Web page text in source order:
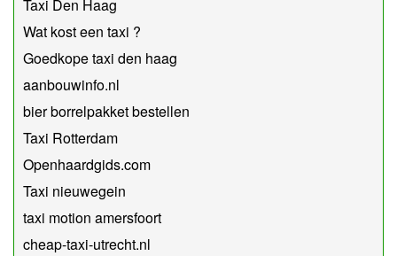
Taxi Den Haag
Wat kost een taxi ?
Goedkope taxi den haag
aanbouwinfo.nl
bier borrelpakket bestellen
Taxi Rotterdam
Openhaardgids.com
Taxi nieuwegein
taxi motion amersfoort
cheap-taxi-utrecht.nl